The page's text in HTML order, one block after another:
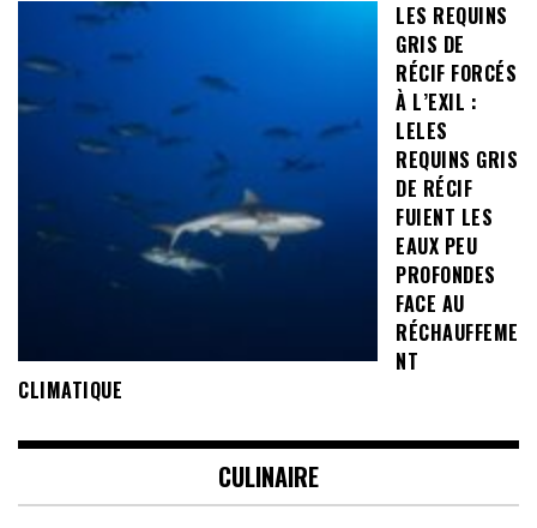
LES REQUINS
GRIS DE
RÉCIF FORCÉS
À L’EXIL :
LELES
REQUINS GRIS
DE RÉCIF
FUIENT LES
EAUX PEU
PROFONDES
FACE AU
RÉCHAUFFEME
NT
CLIMATIQUE
CULINAIRE